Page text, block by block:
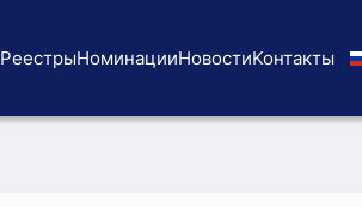
РеестрыНоминацииНовостиKoнтaкты